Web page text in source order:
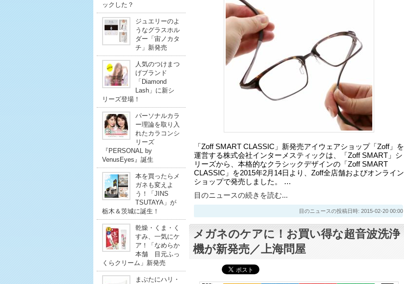
ックした？
ジュエリーのよ
うなグラスホル
ダー「宙ノカタ
チ」新発売
人気のつけまつ
げブランド
「Diamond
Lash」に新シ
リーズ登場！
パーソナルカラ
ー理論を取り入
れたカラコンシ
リーズ
『PERSONAL by
VenusEyes』誕生
本を買ったらメ
ガネも変えよ
う！「JINS
TSUTAYA」が
栃木＆茨城に誕生！
乾燥・くま・く
すみ、一気にケ
ア！「なめらか
本舗 目元ふっ
くらクリーム」新発売
まぶたにハリ・
「Zoff SMART CLASSIC」新発売アイウェアショップ「Zoff」を
運営する株式会社インターメスティックは、「Zoff SMART」シ
リーズから、本格的なクラシックデザインの「Zoff SMART
CLASSIC」を2015年2月14日より、Zoff全店舗およびオンライン
ショップで発売しました。 …
目のニュースの続きを読む...
目のニュースの投稿日時: 2015-02-20 00:00
メガネのケアに！お買い得な超音波洗浄
機が新発売／上海問屋